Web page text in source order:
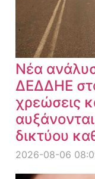
Νέα
ΔΕΔΔΗΕ
χρεώσεις
δικτύου
2026-08-06